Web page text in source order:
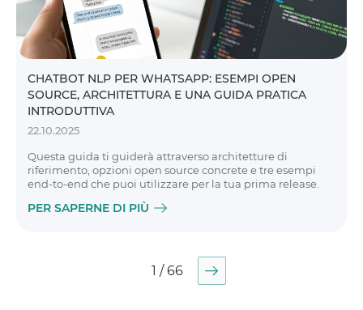
CHATBOT NLP PER WHATSAPP: ESEMPI OPEN
SOURCE, ARCHITETTURA E UNA GUIDA PRATICA
INTRODUTTIVA
22.10.2025
Questa guida ti guiderà attraverso architetture di
riferimento, opzioni open source concrete e tre esempi
end-to-end che puoi utilizzare per la tua prima release.
PER SAPERNE DI PIÙ
1 / 66